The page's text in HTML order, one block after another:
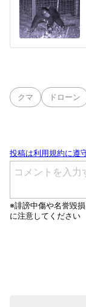
クマ ドローン